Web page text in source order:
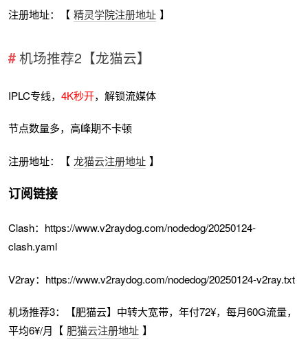
注册地址：【 精灵学院注册地址 】
机场推荐2【龙猫云】
IPLC专线，4K秒开，解锁流媒体
节点数量多，高峰期不卡顿
注册地址：【 龙猫云注册地址 】
订阅链接
Clash：https://www.v2raydog.com/nodedog/20250124-
clash.yaml
V2ray：https://www.v2raydog.com/nodedog/20250124-v2ray.txt
机场推荐3：【肥猫云】中转大宽带，年付72¥，每月60G流量，
平均6¥/月【 肥猫云注册地址 】